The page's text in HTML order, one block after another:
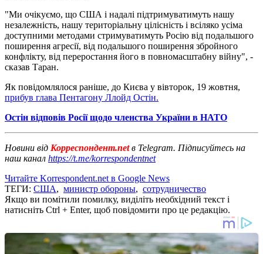
"Ми очікуємо, що США і надалі підтримуватимуть нашу
незалежність, нашу територіальну цілісність і всіляко усіма
доступними методами стримуватимуть Росію від подальшого
поширення агресії, від подальшого поширення збройного
конфлікту, від переростання його в повномасштабну війну", -
сказав Таран.
Як повідомлялося раніше, до Києва у вівторок, 19 жовтня,
прибув глава Пентагону Ллойд Остін.
Остін відповів Росії щодо членства України в НАТО
Новини від Корреспондент.netв Telegram. Підписуйтесь на
наш канал https://t.me/korrespondentnet
Читайте Korrespondent.net в Google News
ТЕГИ: США, министр обороны, сотрудничество
Якщо ви помітили помилку, виділіть необхідний текст і
натисніть Ctrl + Enter, щоб повідомити про це редакцію.